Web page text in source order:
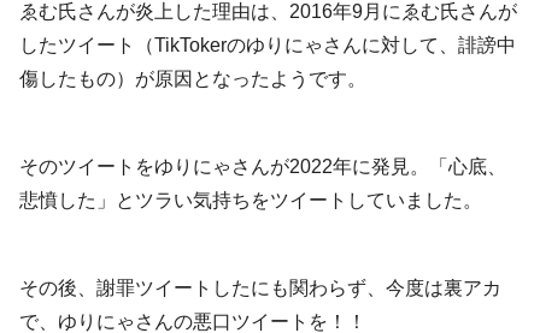
ゑむ氏さんが炎上した理由は、2016年9月にゑむ氏さんが
したツイート（TikTokerのゆりにゃさんに対して、誹謗中
傷したもの）が原因となったようです。
そのツイートをゆりにゃさんが2022年に発見。「心底、
悲憤した」とツラい気持ちをツイートしていました。
その後、謝罪ツイートしたにも関わらず、今度は裏アカ
で、ゆりにゃさんの悪口ツイートを！！